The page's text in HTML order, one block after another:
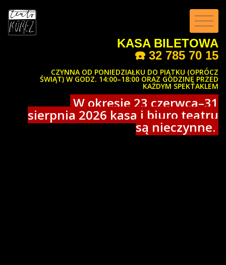
KASA BILETOWA
☎️ 32 785 70 15
CZYNNA OD PONIEDZIAŁKU DO PIĄTKU (OPRÓCZ
ŚWIĄT) W GODZ. 14:00–18:00 ORAZ GODZINĘ PRZED
KAŻDYM SPEKTAKLEM
W okresie 23 czerwca–31
sierpnia 2026 kasa i biuro teatru
są nieczynne.